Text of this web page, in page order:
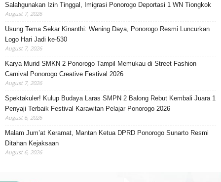
Salahgunakan Izin Tinggal, Imigrasi Ponorogo Deportasi 1 WN Tiongkok
August 7, 2026
Usung Tema Sekar Kinanthi: Wening Daya, Ponorogo Resmi Luncurkan
Logo Hari Jadi ke-530
August 7, 2026
Karya Murid SMKN 2 Ponorogo Tampil Memukau di Street Fashion
Carnival Ponorogo Creative Festival 2026
August 7, 2026
Spektakuler! Kulup Budaya Laras SMPN 2 Balong Rebut Kembali Juara 1
Penyaji Terbaik Festival Karawitan Pelajar Ponorogo 2026
August 6, 2026
Malam Jum’at Keramat, Mantan Ketua DPRD Ponorogo Sunarto Resmi
Ditahan Kejaksaan
August 6, 2026